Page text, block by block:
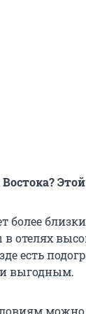
более
отелях
есть
выгодным.